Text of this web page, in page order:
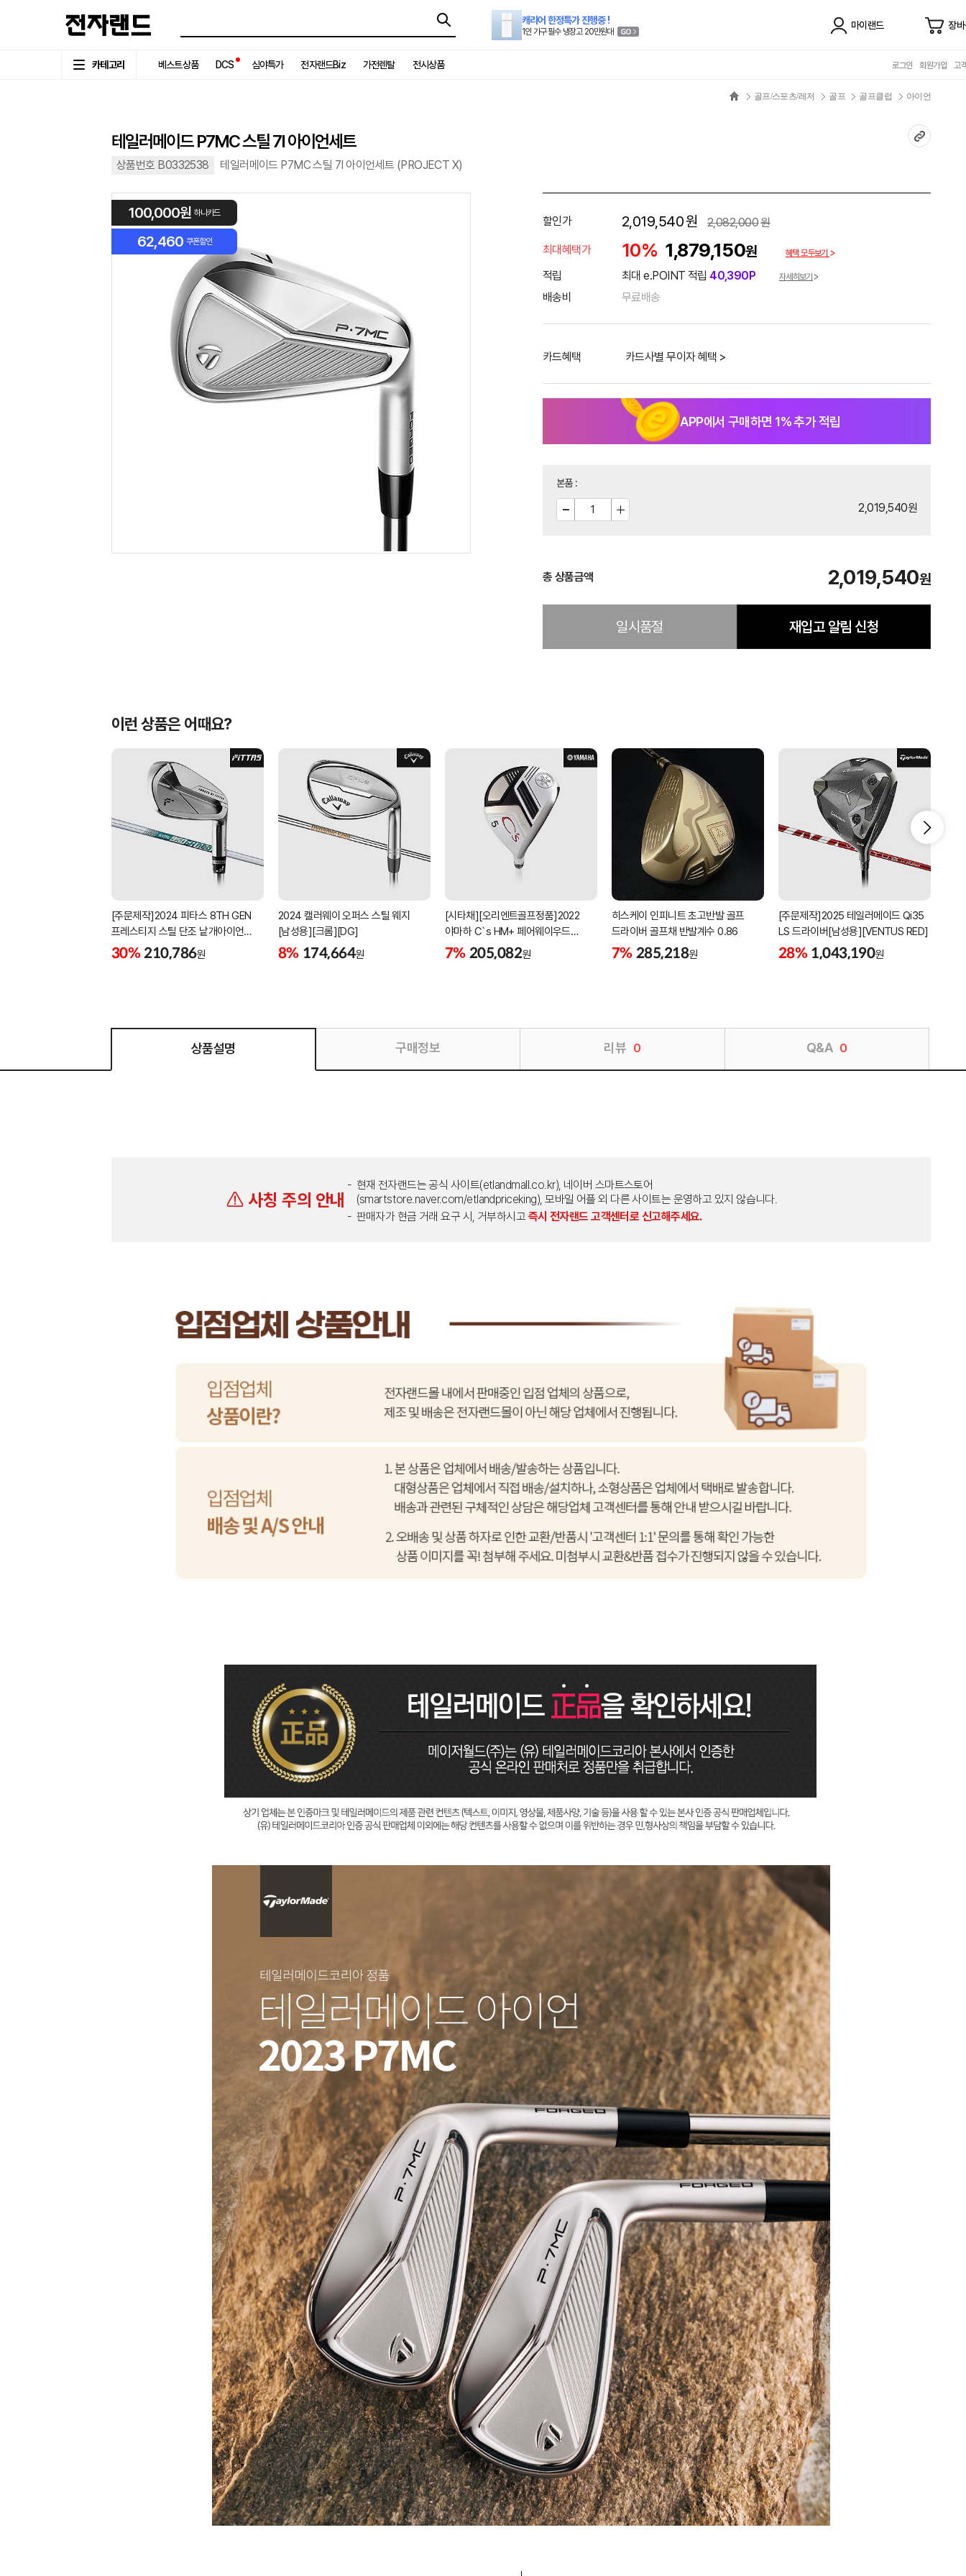
캐리어 한정특가 진행중 !
1인 가구 필수 냉장고 20만원대
마이랜드 장
카테고리 베스트상품 DCS 심야특가 전자랜드Biz 가전렌탈 전시상품 로그인 회원가입 고
골프/스포츠/레저 골프 골프클럽 아이언
테일러메이드 P7MC 스틸 7I 아이언세트
상품번호 B0332538 테일러메이드 P7MC 스틸 7I 아이언세트 (PROJECT X)
100,000원 하나카드
62,460 쿠폰할인
할인가 2,019,540원 2,082,000원
최대혜택가
10% 1,879,150원 혜택 모두보기
적립 최대 e.POINT 적립 40,390P 자세히보기
배송비 무료배송
카드혜택 카드사별 무이자 혜택 >
APP에서 구매하면 1% 추가 적립
본품:
2,019,540원
총 상품금액 2,019,540원
일시품절 재입고 알림 신청
이런 상품은 어때요?
[주문제작]2024 피타스 8TH GEN
프레스티지 스틸 단조 낱개아이언
[남성용][4번][NSPRO950GH NEO]
30% 210,786원
2024 캘러웨이 오퍼스 스틸 웨지
[남성용][크롬][DG]
8% 174,664원
[시타채][오리엔트골프정품]2022
야마하 C`s HM+ 페어웨이우드
[여성용][화이트][C`s HM+
7% 205,082원
히스케이 인피니트 초고반발 골프
드라이버 골프채 반발계수 0.86
7% 285,218원
[주문제작]2025 테일러메이드 Qi35
LS 드라이버[남성용][VENTUS RED]
28% 1,043,190원
상품설명 구매정보 리뷰 0 Q&A 0
사칭 주의 안내
현재 전자랜드는 공식 사이트(etlandmall.co.kr), 네이버 스마트스토어
(smartstore.naver.com/etlandpriceking), 모바일 어플 외 다른 사이트는 운영하고 있지 않습니다.
판매자가 현금 거래 요구 시, 거부하시고 즉시 전자랜드 고객센터로 신고해주세요.